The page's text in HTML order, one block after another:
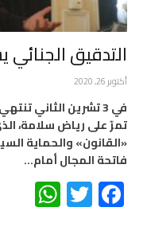
التدقيق
أكتوبر 26, 2020
في 3 تشرين الثاني
تمرّ على رياض سلامة،
«القانون» والحماية
فاتحة المجال أمام…
Facebook
Twitter